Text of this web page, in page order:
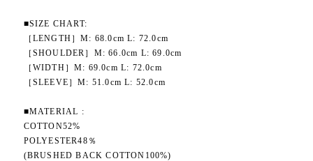
■SIZE CHART:
［LENGTH］M: 68.0cm L: 72.0cm
［SHOULDER］M: 66.0cm L: 69.0cm
［WIDTH］M: 69.0cm L: 72.0cm
［SLEEVE］M: 51.0cm L: 52.0cm
■MATERIAL :
COTTON52%
POLYESTER48％
(BRUSHED BACK COTTON100%)